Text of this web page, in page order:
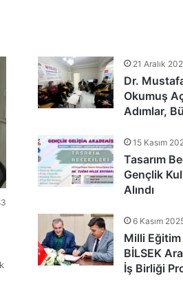
Teşekkür Belgeleriyle
21 Aralık
Dr.
Okumuş
Adımlar,
15 Kasım
Tasarım
Gençlik
Alındı
6 Kasım
Milli
BİLSEK
İş Birliği